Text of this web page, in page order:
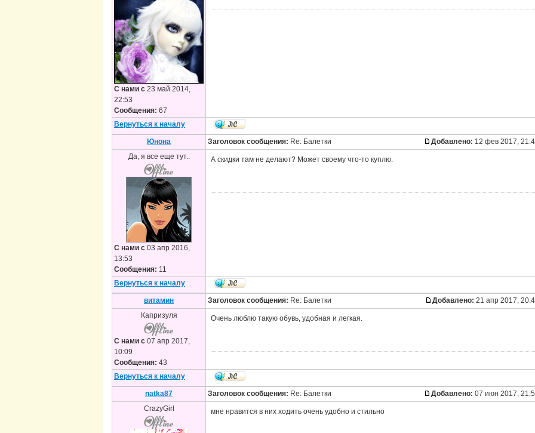
С нами с 23 май 2014,
22:53
Сообщения: 67
Вернуться к началу
Юнона Заголовок сообщения: Re: Балетки Добавлено: 12 фев 2017,
Да, я все еще тут..
С нами с 03 апр 2016,
13:53
Сообщения: 11
А скидки там не делают? Может своему что-то куплю.
Вернуться к началу
витамин Заголовок сообщения: Re: Балетки Добавлено: 21 апр 2017,
Капризуля
С нами с 07 апр 2017,
10:09
Сообщения: 43
Очень люблю такую обувь, удобная и легкая.
Вернуться к началу
natka87 Заголовок сообщения: Re: Балетки Добавлено: 07 июн 2017,
CrazyGirl
мне нравится в них ходить очень удобно и стильно